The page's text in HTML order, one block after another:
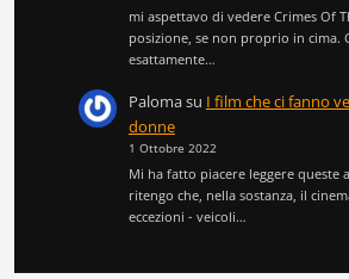
mi aspettavo di vedere Crimes Of
posizione, se non proprio in cima.
esattamente…
Palomasu I film che ci fanno
donne
1 Ottobre 2022
Mi ha fatto piacere leggere queste
ritengo che, nella sostanza, il
eccezioni - veicoli…